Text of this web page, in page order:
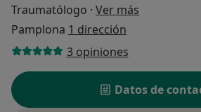
Traumatólogo · Ver más
Pamplona 1 dirección
3 opiniones
Datos de